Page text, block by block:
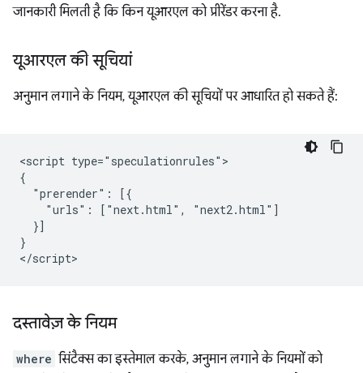
जानकारी मिलती है कि किन यूआरएल को प्रीरेंडर करना है.
यूआरएल की सूचियां
अनुमान लगाने के नियम, यूआरएल की सूचियों पर आधारित हो सकते हैं:
<script type="speculationrules">
{
  "prerender": [{
    "urls": ["next.html", "next2.html"]
  }]
}
दस्तावेज़ के नियम
where सिंटैक्स का इस्तेमाल करके, अनुमान लगाने के नियमों को